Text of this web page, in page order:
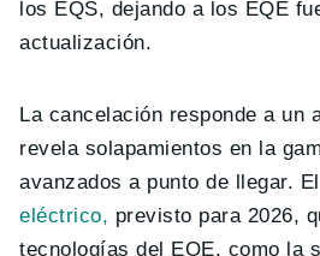
los EQS, dejando a los EQE
actualización.
La cancelación responde a un
revela solapamientos en la
avanzados a punto de llegar. El
eléctrico, previsto para 2026,
tecnologías del EQE, como la